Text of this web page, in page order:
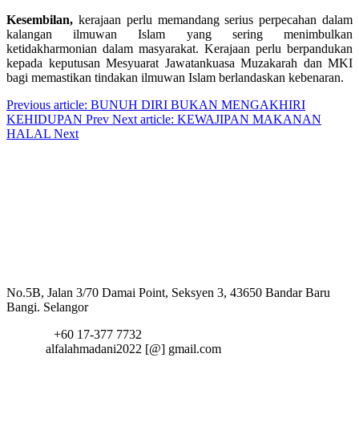
Kesembilan, kerajaan perlu memandang serius perpecahan dalam
kalangan ilmuwan Islam yang sering menimbulkan
ketidakharmonian dalam masyarakat. Kerajaan perlu berpandukan
kepada keputusan Mesyuarat Jawatankuasa Muzakarah dan MKI
bagi memastikan tindakan ilmuwan Islam berlandaskan kebenaran.
Previous article: BUNUH DIRI BUKAN MENGAKHIRI
KEHIDUPAN Prev Next article: KEWAJIPAN MAKANAN
HALAL Next
No.5B, Jalan 3/70 Damai Point, Seksyen 3, 43650 Bandar Baru
Bangi. Selangor
+60 17-377 7732
alfalahmadani2022 [@] gmail.com